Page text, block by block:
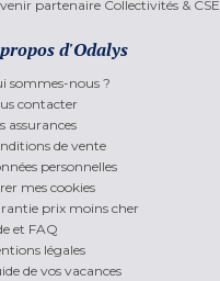
partenaire Collectivités & CSE
d'Odalys
sommes-nous ?
contacter
assurances
de vente
personnelles
mes cookies
prix moins cher
et FAQ
légales
de vos vacances